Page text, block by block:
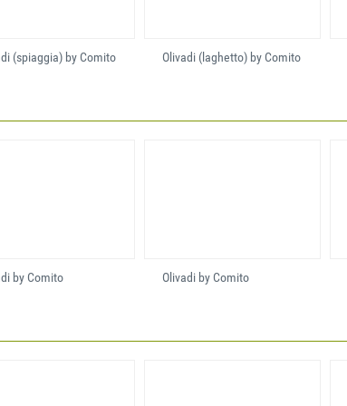
(spiaggia) by Comito Olivadi (laghetto) by Comito
by Comito Olivadi by Comito